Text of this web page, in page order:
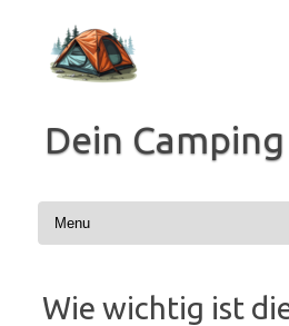
springen
Dein
Wie wichtig ist